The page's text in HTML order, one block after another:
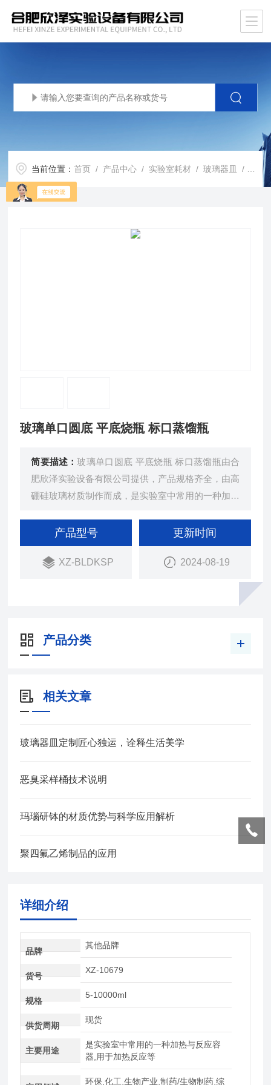
当前位置：首页 / 产品中心 / 实验室耗材 /玻璃器皿 / XZ-BLDKSP玻璃单口圆底 平底烧瓶 标口蒸馏瓶
玻璃单口圆底 平底烧瓶 标口蒸馏瓶
简要描述：玻璃单口圆底 平底烧瓶 标口蒸馏瓶由合
肥欣泽实验设备有限公司提供，产品规格齐全，由高
硼硅玻璃材质制作而成，是实验室中常用的一种加热
产品型号
XZ-BLDKSP
更新时间
2024-08-19
产品分类
相关文章
玻璃器皿定制匠心独运，诠释生活美学
恶臭采样桶技术说明
玛瑙研钵的材质优势与科学应用解析
聚四氟乙烯制品的应用
详细介绍
品牌
其他品牌
货号
XZ-10679
规格
5-10000ml
供货周期
现货
主要用途
是实验室中常用的一种加热与反应容
器,用于加热反应等
环保,化工,生物产业,制药/生物制药,综